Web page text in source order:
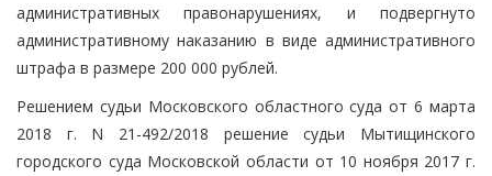
административных правонарушениях, и подвергнуто
административному наказанию в виде административного
штрафа в размере 200 000 рублей.
Решением судьи Московского областного суда от 6 марта
2018 г. N 21-492/2018 решение судьи Мытищинского
городского суда Московской области от 10 ноября 2017 г.